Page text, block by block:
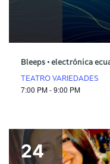
Bleeps • electrónica
TEATRO VARIEDADES
7:00 PM - 9:00 PM
24